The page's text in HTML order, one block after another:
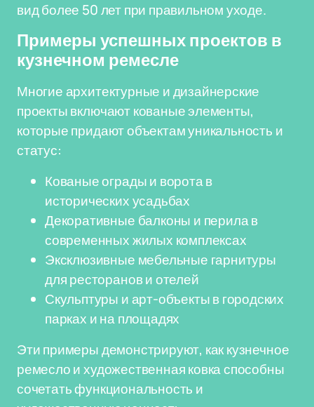
вид более 50 лет при правильном уходе.
Примеры успешных проектов в
кузнечном ремесле
Многие архитектурные и дизайнерские
проекты включают кованые элементы,
которые придают объектам уникальность и
статус:
Кованые ограды и ворота в
исторических усадьбах
Декоративные балконы и перила в
современных жилых комплексах
Эксклюзивные мебельные гарнитуры
для ресторанов и отелей
Скульптуры и арт-объекты в городских
парках и на площадях
Эти примеры демонстрируют, как кузнечное
ремесло и художественная ковка способны
сочетать функциональность и